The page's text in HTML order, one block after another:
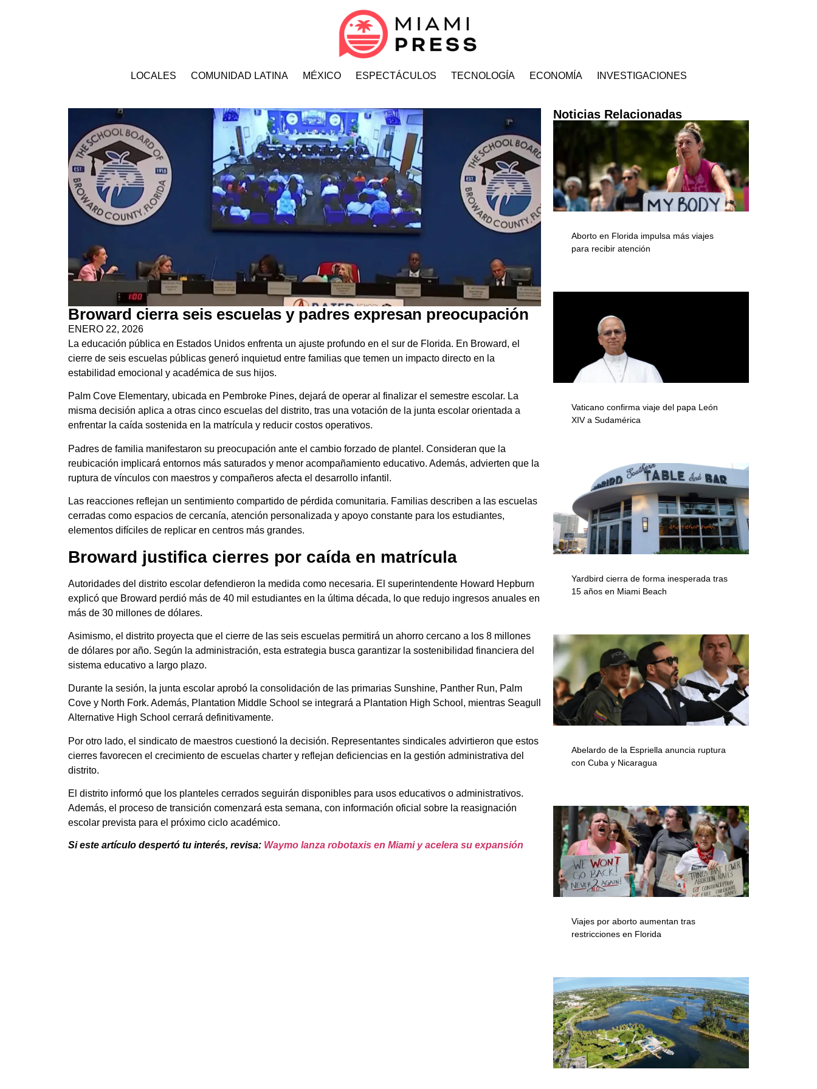
LOCALES COMUNIDAD LATINA MÉXICO ESPECTÁCULOS TECNOLOGÍA ECONOMÍA INVESTIGACIONES
Broward cierra seis escuelas y padres expresan preocupación
ENERO 22, 2026
La educación pública en Estados Unidos enfrenta un ajuste profundo en el sur de Florida. En Broward, el
cierre de seis escuelas públicas generó inquietud entre familias que temen un impacto directo en la
estabilidad emocional y académica de sus hijos.
Palm Cove Elementary, ubicada en Pembroke Pines, dejará de operar al finalizar el semestre escolar. La
misma decisión aplica a otras cinco escuelas del distrito, tras una votación de la junta escolar orientada a
enfrentar la caída sostenida en la matrícula y reducir costos operativos.
Padres de familia manifestaron su preocupación ante el cambio forzado de plantel. Consideran que la
reubicación implicará entornos más saturados y menor acompañamiento educativo. Además, advierten que la
ruptura de vínculos con maestros y compañeros afecta el desarrollo infantil.
Las reacciones reflejan un sentimiento compartido de pérdida comunitaria. Familias describen a las escuelas
cerradas como espacios de cercanía, atención personalizada y apoyo constante para los estudiantes,
elementos difíciles de replicar en centros más grandes.
Broward justifica cierres por caída en matrícula
Autoridades del distrito escolar defendieron la medida como necesaria. El superintendente Howard Hepburn
explicó que Broward perdió más de 40 mil estudiantes en la última década, lo que redujo ingresos anuales en
más de 30 millones de dólares.
Asimismo, el distrito proyecta que el cierre de las seis escuelas permitirá un ahorro cercano a los 8 millones
de dólares por año. Según la administración, esta estrategia busca garantizar la sostenibilidad financiera del
sistema educativo a largo plazo.
Durante la sesión, la junta escolar aprobó la consolidación de las primarias Sunshine, Panther Run, Palm
Cove y North Fork. Además, Plantation Middle School se integrará a Plantation High School, mientras Seagull
Alternative High School cerrará definitivamente.
Por otro lado, el sindicato de maestros cuestionó la decisión. Representantes sindicales advirtieron que estos
cierres favorecen el crecimiento de escuelas charter y reflejan deficiencias en la gestión administrativa del
distrito.
El distrito informó que los planteles cerrados seguirán disponibles para usos educativos o administrativos.
Además, el proceso de transición comenzará esta semana, con información oficial sobre la reasignación
escolar prevista para el próximo ciclo académico.
Si este artículo despertó tu interés, revisa: Waymo lanza robotaxis en Miami y acelera su expansión
Noticias Relacionadas
Aborto en Florida impulsa más viajes
para recibir atención
Vaticano confirma viaje del papa León
XIV a Sudamérica
Yardbird cierra de forma inesperada tras
15 años en Miami Beach
Abelardo de la Espriella anuncia ruptura
con Cuba y Nicaragua
Viajes por aborto aumentan tras
restricciones en Florida